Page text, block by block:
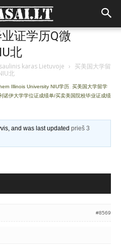
证学历Q微
北
karas Lietuvoje › 买美国大学留
北
Illinois University NIU学历 买美国大学留学
诺伊大学学位证成绩单/买卖美国院校毕业证成绩
and was last updatedprieš 3
#8569